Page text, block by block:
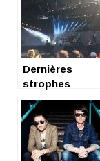
Dernières
strophes
[ROCK EN
SEINE 2019 –
JOUR 3]